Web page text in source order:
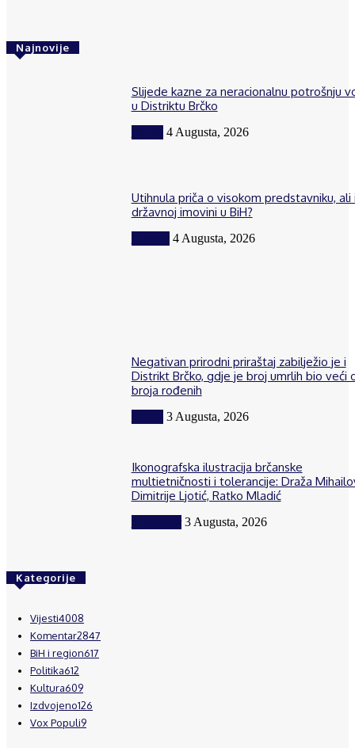
Najnovije
Slijede kazne za neracionalnu potrošnju
u Distriktu Brčko
4 Augusta, 2026
Utihnula priča o visokom predstavniku, ali
državnoj imovini u BiH?
4 Augusta, 2026
Negativan prirodni priraštaj zabilježio je i
Distrikt Brčko, gdje je broj umrlih bio veći
broja rođenih
3 Augusta, 2026
Ikonografska ilustracija brčanske
multietničnosti i tolerancije: Draža
Dimitrije Ljotić, Ratko Mladić
3 Augusta, 2026
Kategorije
Vijesti4008
Komentar2847
BiH i region617
Politika612
Kultura609
Izdvojeno126
Vox Populi9